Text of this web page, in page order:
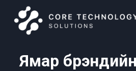
content
Ямар